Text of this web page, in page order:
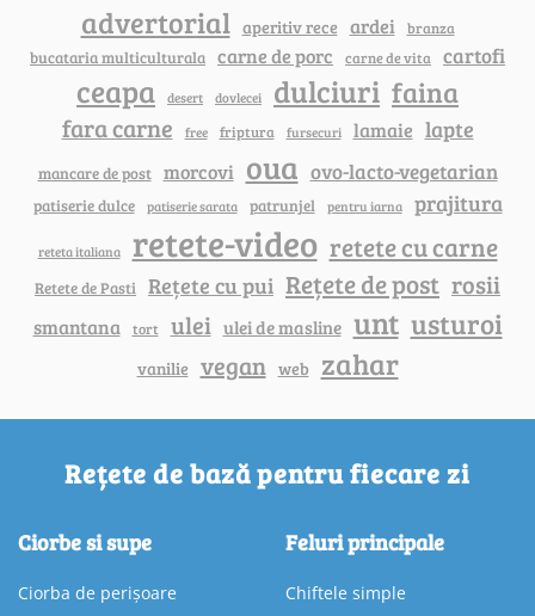
advertorial aperitiv rece ardei branza
bucataria multiculturala carne de porc carne de vita cartofi
ceapa desert dovlecei dulciuri faina
fara carne free friptura fursecuri lamaie lapte
mancare de post morcovi oua ovo-lacto-vegetarian
patiserie dulce patiserie sarata patrunjel pentru iarna prajitura
reteta italiana retete-video retete cu carne
Retete de Pasti Rețete cu pui Rețete de post rosii
smantana tort ulei ulei de masline unt usturoi
vanilie vegan web zahar
Rețete de bază pentru fiecare zi
Ciorbe si supe
Ciorba de perișoare
Feluri principale
Chiftele simple